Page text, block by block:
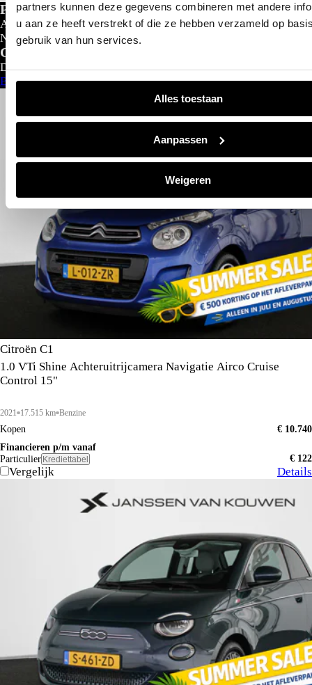
partners kunnen deze gegevens combineren met andere
u aan ze heeft verstrekt of die ze hebben verzameld op
gebruik van hun services.
Alles toestaan
Aanpassen
Weigeren
Private lease
Al gedacht aan private lease?
Nu al vanaf€299- p/m
Configureer nu
Direct leverbaar
Bekijk aanbod
Citroën C1
1.0 VTi Shine Achteruitrijcamera Navigatie Airco Cruise
Control 15"
2021 17.515 km Benzine
Kopen
€ 10.740
Financieren p/m vanaf
Particulier Krediettabel € 122
Vergelijk Details